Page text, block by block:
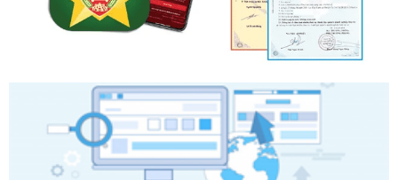
ban hành, được sửa đổi, bổ sung, bị bãi bỏ và phê duyệt
Quy trình nội bộ, quy trình điện tử giải quyết thủ tục hành
chính trong một số lĩnh vực thuộc phạm vi chức năng quản
Ngày ban hành: 01/06/2026
Số kí hiệu:2304/QĐ-UBND
Tên: Quyết định công bố Danh mục thủ tục hành chính
được sửa đổi, bổ sung và phê duyệt Quy trình nội bộ, quy
trình điện tử giải quyết thủ tục hành chính trong lĩnh vực Du